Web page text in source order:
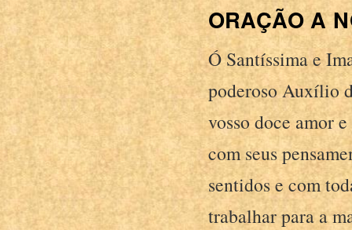
ORAÇÃO A
Ó Santíssima e
poderoso Auxílio
vosso doce amor
com seus
sentidos e com
trabalhar para a